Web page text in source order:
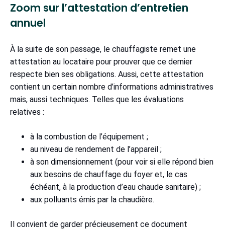
Zoom sur l’attestation d’entretien
annuel
À la suite de son passage, le chauffagiste remet une
attestation au locataire pour prouver que ce dernier
respecte bien ses obligations. Aussi, cette attestation
contient un certain nombre d’informations administratives
mais, aussi techniques. Telles que les évaluations
relatives :
à la combustion de l’équipement ;
au niveau de rendement de l’appareil ;
à son dimensionnement (pour voir si elle répond bien
aux besoins de chauffage du foyer et, le cas
échéant, à la production d’eau chaude sanitaire) ;
aux polluants émis par la chaudière.
Il convient de garder précieusement ce document